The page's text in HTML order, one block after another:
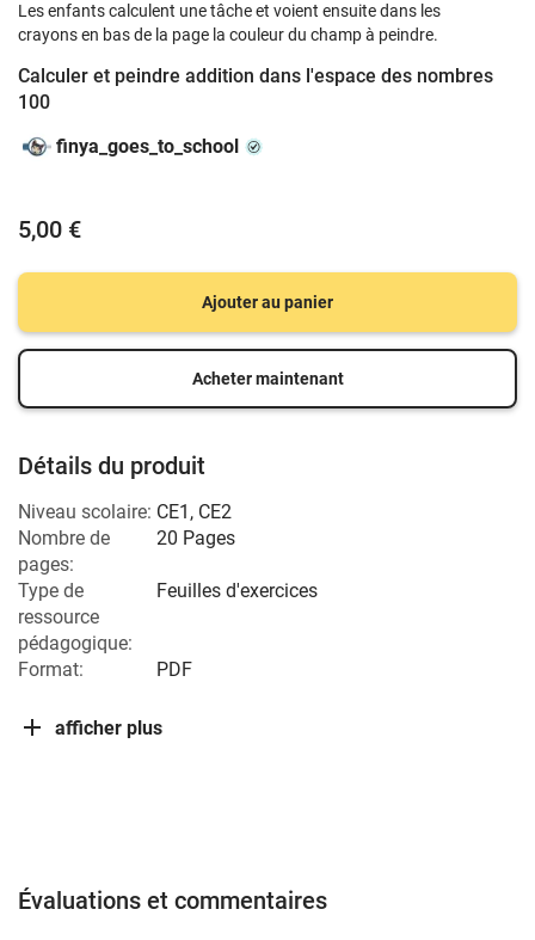
Les enfants calculent une tâche et voient ensuite dans les
crayons en bas de la page la couleur du champ à peindre.
Calculer et peindre addition dans l'espace des nombres
100
finya_goes_to_school
5,00 €
Ajouter au panier
Acheter maintenant
Détails du produit
Niveau scolaire: CE1 , CE2
Nombre de
pages:
20 Pages
Type de
ressource
pédagogique:
Feuilles d'exercices
Format: PDF
afficher plus
Évaluations et commentaires